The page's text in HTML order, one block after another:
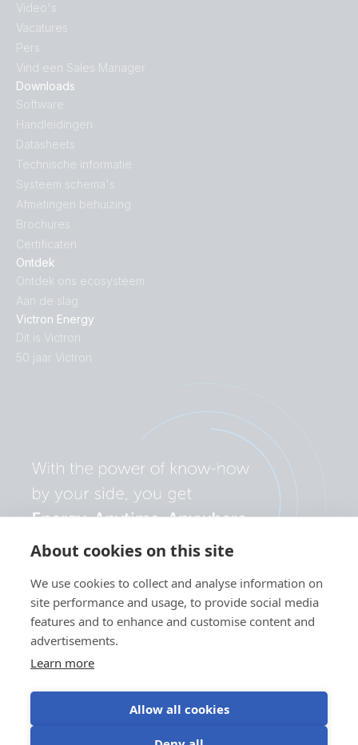
About cookies on this site
We use cookies to collect and analyse information on
site performance and usage, to provide social media
features and to enhance and customise content and
advertisements.
Learn more
Allow all cookies
Ontdek
Ontdek ons ecosysteem
Aan de slag
Victron Energy
Dit is Victron
50 jaar Victron
Downloads
Software
Handleidingen
Datasheets
Technische informatie
Systeem schema's
Afmetingen behuizing
Brochures
Certificaten
Video's
Vacatures
Pers
Vind een Sales Manager
Privacybeleid